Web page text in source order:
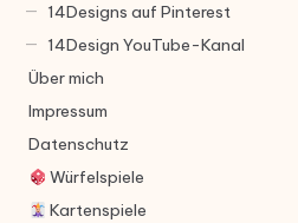
14Designs auf Pinterest
14Design YouTube-Kanal
Über mich
Impressum
Datenschutz
Würfelspiele
Kartenspiele